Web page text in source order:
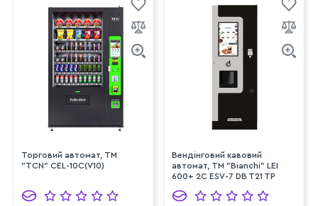
Торговий автомат, ТМ
"TCN" CEL-10C(V10)
Вендінговий кавовий
автомат, ТМ "Bianchi" LEI
600+ 2C ESV-7 DB T21 TP